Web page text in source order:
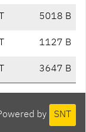
5018 B
1127 B
3647 B
by SNT